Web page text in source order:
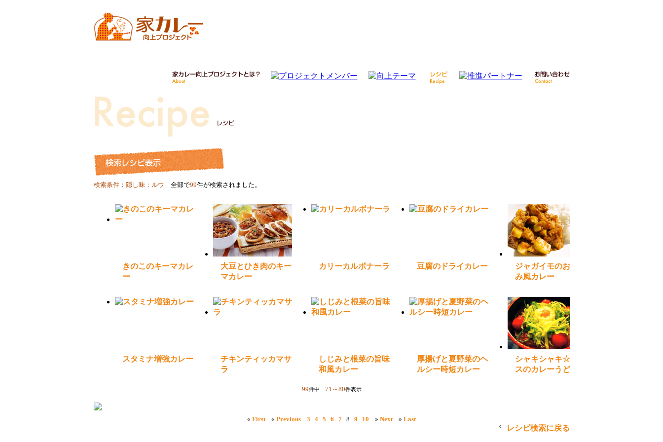
検索条件：隠し味：ルウ 全部で99件が検索されました。
きのこのキーマカレ
ー
大豆とひき肉のキー
マカレー
カリーカルボナーラ 豆腐のドライカレー
ジャガイモのおつま
み風カレー
スタミナ増強カレー
チキンティッカマサ
ラ
しじみと根菜の旨味
和風カレー
厚揚げと夏野菜のヘ
ルシー時短カレー
シャキシャキ☆レタ
スのカレーうどん
99件中 71～80件表示
« First« Previous 3 4 5 6 7 8 9 10 » Next» Last
レシピ検索に戻る